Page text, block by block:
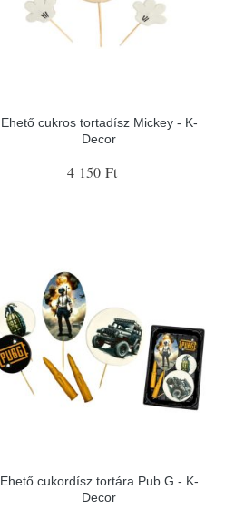
Ehető cukros tortadísz Mickey - K-
Decor
4 150 Ft
Ehető cukordísz tortára Pub G - K-
Decor